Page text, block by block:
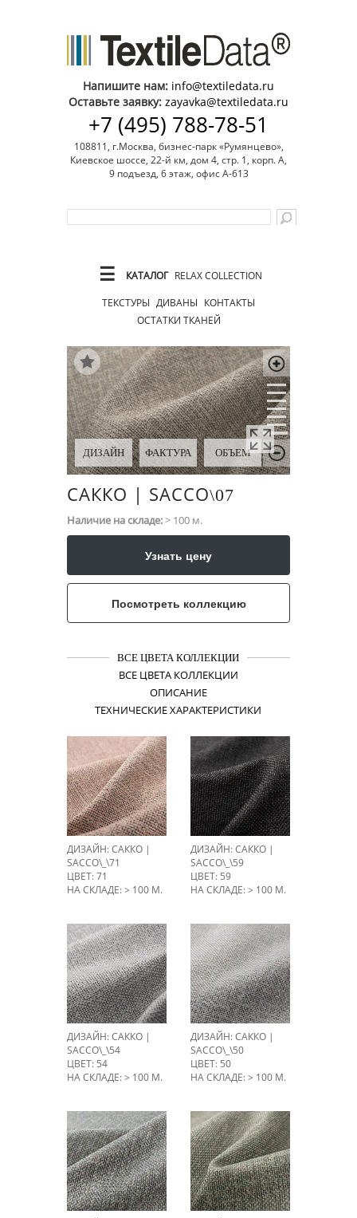
Напишите нам: info@textiledata.ru
Оставьте заявку: zayavka@textiledata.ru
+7 (495) 788-78-51
108811, г.Москва, бизнес-парк «Румянцево»,
Киевское шоссе, 22-й км, дом 4, стр. 1, корп. А,
9 подъезд, 6 этаж, офис А-613
☰ КАТАЛОГ RELAX COLLECTION
ТЕКСТУРЫ ДИВАНЫ КОНТАКТЫ
ОСТАТКИ ТКАНЕЙ
ДИЗАЙН ФАКТУРА ОБЪЕМ
САККО | SACCO\​07
Наличие на складе:> 100 м.
Узнать цену
Посмотреть коллекцию
ВСЕ ЦВЕТА КОЛЛЕКЦИИ
ВСЕ ЦВЕТА КОЛЛЕКЦИИ
ОПИСАНИЕ
ТЕХНИЧЕСКИЕ ХАРАКТЕРИСТИКИ
ДИЗАЙН: САККО |
SACCO\_\71
ЦВЕТ: 71
НА СКЛАДЕ: > 100 М.
ДИЗАЙН: САККО |
SACCO\_\59
ЦВЕТ: 59
НА СКЛАДЕ: > 100 М.
ДИЗАЙН: САККО |
SACCO\_\54
ЦВЕТ: 54
НА СКЛАДЕ: > 100 М.
ДИЗАЙН: САККО |
SACCO\_\50
ЦВЕТ: 50
НА СКЛАДЕ: > 100 М.